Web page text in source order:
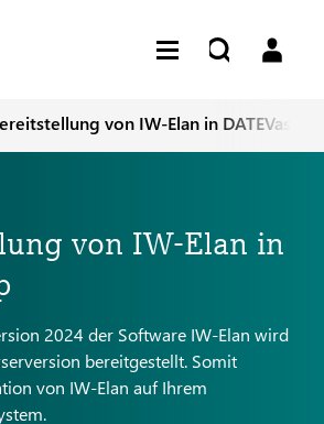
von IW-Elan in DATEVasp
von IW-Elan in
2024 der Software IW-Elan wird
bereitgestellt. Somit
von IW-Elan auf Ihrem